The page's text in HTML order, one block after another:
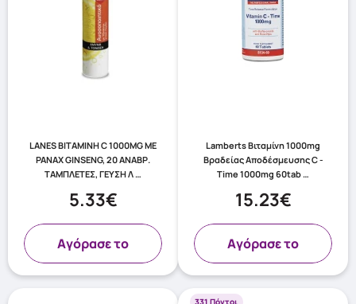
LANES ΒΙΤΑΜΙΝΗ C 1000MG ΜΕ
PANAX GINSENG, 20 ΑΝΑΒΡ.
ΤΑΜΠΛΕΤΕΣ, ΓΕΥΣΗ Λ …
5.33€
Aγόρασε το
Lamberts Βιταμίνη 1000mg
Βραδείας Αποδέσμευσης C -
Time 1000mg 60tab …
15.23€
Aγόρασε το
331 Πόντοι